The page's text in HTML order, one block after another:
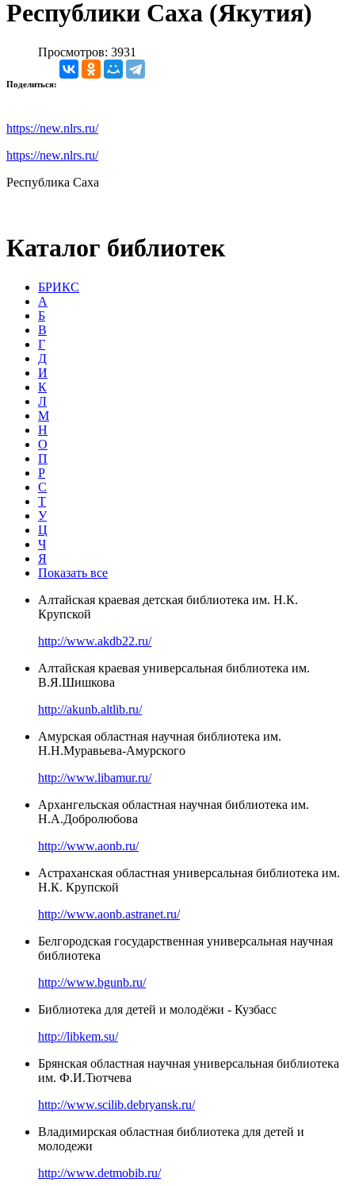
Республики Саха (Якутия)
Просмотров: 3931
Поделиться:
https://new.nlrs.ru/
https://new.nlrs.ru/
Республика Саха
Каталог библиотек
БРИКС
А
Б
В
Г
Д
И
К
Л
М
Н
О
П
Р
С
Т
У
Ц
Ч
Я
Показать все
Алтайская краевая детская библиотека им. Н.К.
Крупской
http://www.akdb22.ru/
Алтайская краевая универсальная библиотека им.
В.Я.Шишкова
http://akunb.altlib.ru/
Амурская областная научная библиотека им.
Н.Н.Муравьева-Амурского
http://www.libamur.ru/
Архангельская областная научная библиотека им.
Н.А.Добролюбова
http://www.aonb.ru/
Астраханская областная универсальная библиотека им.
Н.К. Крупской
http://www.aonb.astranet.ru/
Белгородская государственная универсальная научная
библиотека
http://www.bgunb.ru/
Библиотека для детей и молодёжи - Кузбасс
http://libkem.su/
Брянская областная научная универсальная библиотека
им. Ф.И.Тютчева
http://www.scilib.debryansk.ru/
Владимирская областная библиотека для детей и
молодежи
http://www.detmobib.ru/